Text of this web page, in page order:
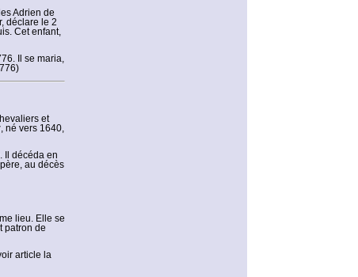
Adrien de
déclare le 2
Cet enfant,
Il se maria,
et
, né vers 1640,
Il décéda en
au décès
lieu. Elle se
patron de
article la